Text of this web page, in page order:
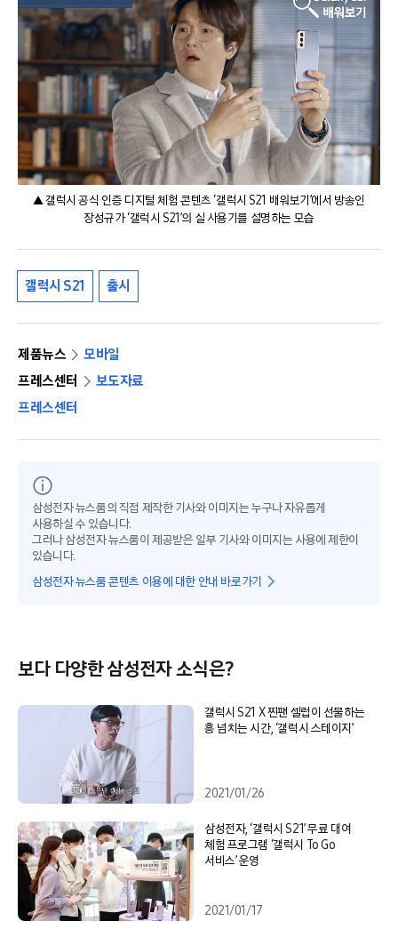
▲ 갤럭시 공식 인증 디지털 체험 콘텐츠 ‘갤럭시 S21 배워보기’에서 방송인
장성규가 ‘갤럭시 S21’의 실 사용기를 설명하는 모습
갤럭시 S21 출시
제품뉴스
모바일
프레스센터
보도자료
프레스센터
삼성전자 뉴스룸의 직접 제작한 기사와 이미지는 누구나 자유롭게
사용하실 수 있습니다.
그러나 삼성전자 뉴스룸이 제공받은 일부 기사와 이미지는 사용에 제한이
있습니다.
삼성전자 뉴스룸 콘텐츠 이용에 대한 안내 바로가기
보다 다양한 삼성전자 소식은?
갤럭시 S21 X 찐팬 셀럽이 선물하는
흥 넘치는 시간, ‘갤럭시 스테이지’
2021/01/26
삼성전자, ‘갤럭시 S21’ 무료 대여
체험 프로그램 ‘갤럭시 To Go
서비스’ 운영
2021/01/17